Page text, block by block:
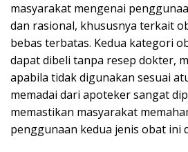
masyarakat mengenai
dan rasional, khususnya terkait
bebas terbatas. Kedua kategori
dapat dibeli tanpa resep dokter,
apabila tidak digunakan sesuai
memadai dari apoteker sangat
memastikan masyarakat
penggunaan kedua jenis obat ini